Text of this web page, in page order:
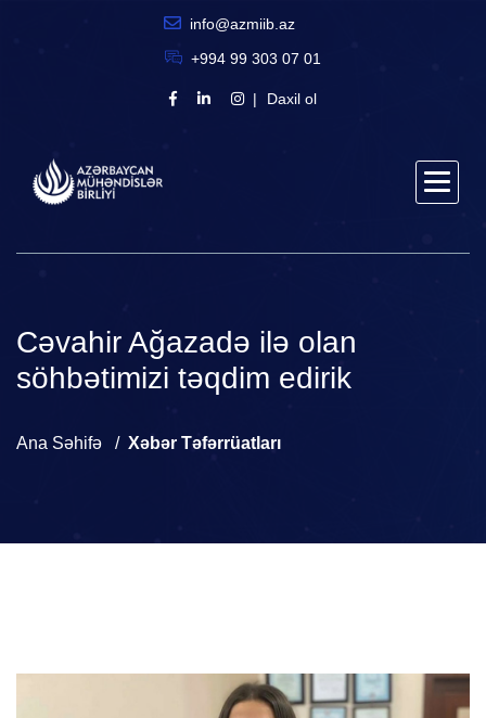
info@azmiib.az
+994 99 303 07 01
Daxil ol
Cəvahir Ağazadə ilə olan
söhbətimizi təqdim edirik
Ana Səhifə Xəbər Təfərrüatları